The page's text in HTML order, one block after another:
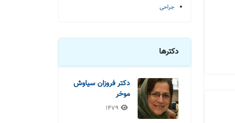
جراحی
دکترها
دکتر فروزان سیاوش
موخر
1479